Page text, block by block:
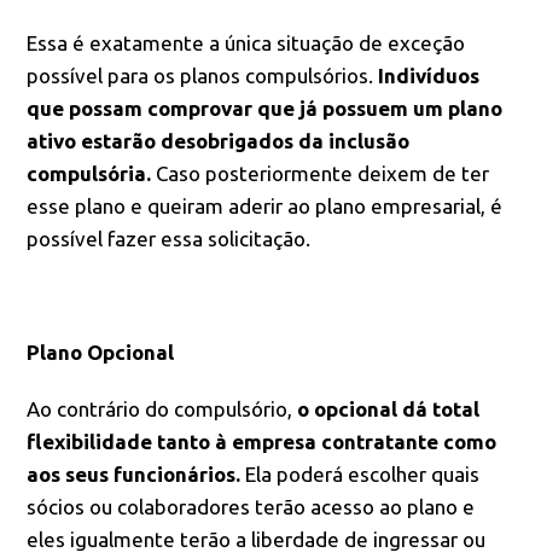
Essa é exatamente a única situação de exceção
possível para os planos compulsórios. Indivíduos
que possam comprovar que já possuem um plano
ativo estarão desobrigados da inclusão
compulsória. Caso posteriormente deixem de ter
esse plano e queiram aderir ao plano empresarial, é
possível fazer essa solicitação.
Plano Opcional
Ao contrário do compulsório, o opcional dá total
flexibilidade tanto à empresa contratante como
aos seus funcionários. Ela poderá escolher quais
sócios ou colaboradores terão acesso ao plano e
eles igualmente terão a liberdade de ingressar ou